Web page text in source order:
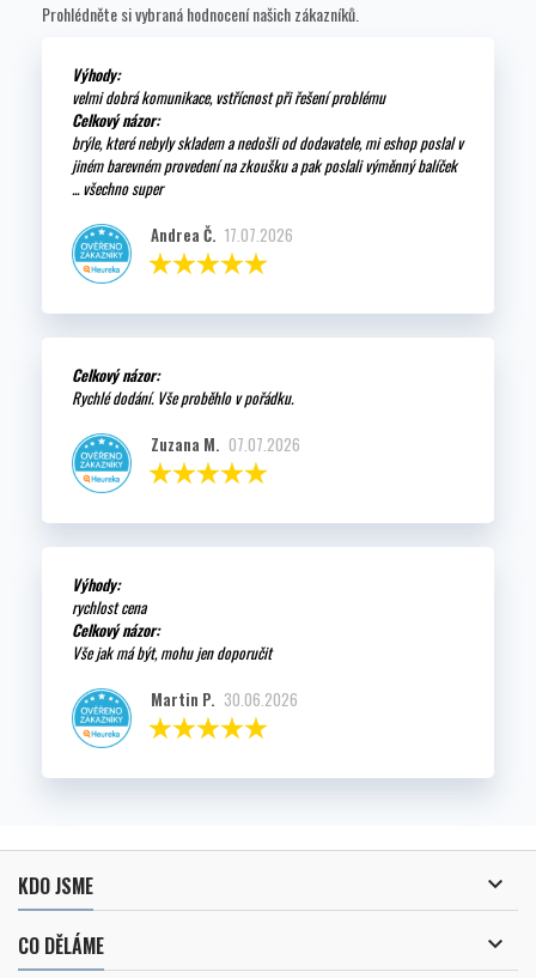
Prohlédněte si vybraná hodnocení našich zákazníků.
Výhody:
velmi dobrá komunikace, vstřícnost při řešení problému
Celkový názor:
brýle, které nebyly skladem a nedošli od dodavatele, mi eshop poslal v
jiném barevném provedení na zkoušku a pak poslali výměnný balíček
... všechno super
Andrea Č. 17.07.2026
Celkový názor:
Rychlé dodání. Vše proběhlo v pořádku.
Zuzana M. 07.07.2026
Výhody:
rychlost cena
Celkový názor:
Vše jak má být, mohu jen doporučit
Martin P. 30.06.2026
KDO JSME 
CO DĚLÁME 